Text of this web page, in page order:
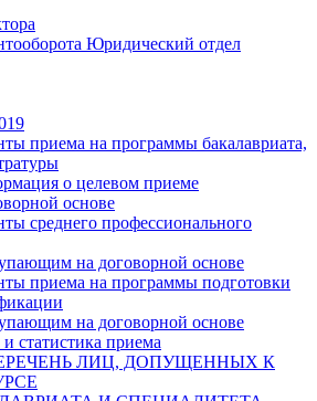
Юридический отдел
приема на программы бакалавриата,
о целевом приеме
основе
среднего профессионального
на договорной основе
приема на программы подготовки
на договорной основе
статистика приема
ЛИЦ, ДОПУЩЕННЫХ К